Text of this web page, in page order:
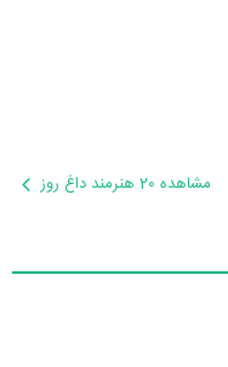
مشاهده 20 هنرمند داغ روز